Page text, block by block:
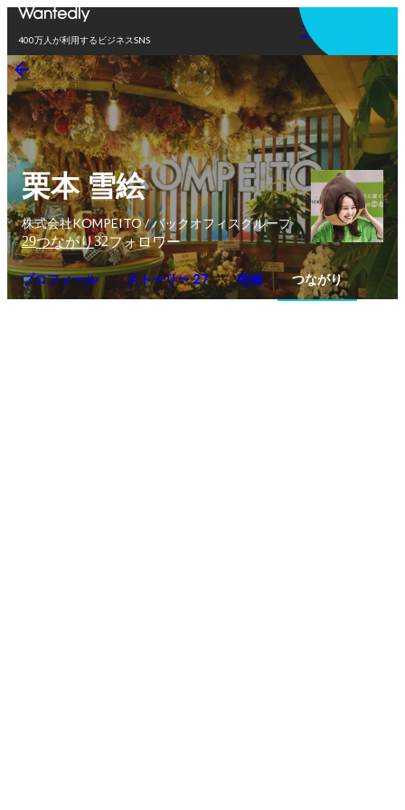
400万人が利用するビジネスSNS
アプリを使う
栗本 雪絵
株式会社KOMPEITO / バックオフィスグループ
29つながり32フォロワー
プロフィール ストーリー 27 性格 つながり